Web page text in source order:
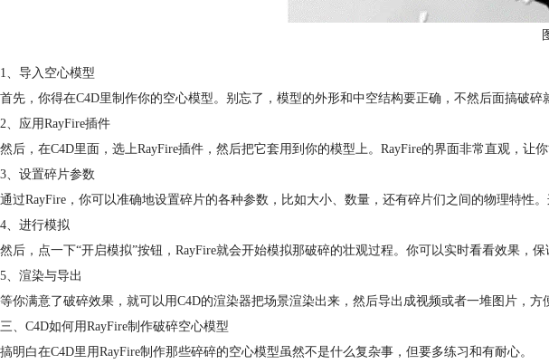
1、导入空心模型
首先，你得在C4D里制作你的空心模型。别忘了，模型的外形和中空结构要正确，不然后面搞破碎
2、应用RayFire插件
然后，在C4D里面，选上RayFire插件，然后把它套用到你的模型上。RayFire的界面非常直观，让
3、设置碎片参数
通过RayFire，你可以准确地设置碎片的各种参数，比如大小、数量，还有碎片们之间的物理特性
4、进行模拟
然后，点一下“开启模拟”按钮，RayFire就会开始模拟那破碎的壮观过程。你可以实时看看效果，保
5、渲染与导出
等你满意了破碎效果，就可以用C4D的渲染器把场景渲染出来，然后导出成视频或者一堆图片，方
三、C4D如何用RayFire制作破碎空心模型
搞明白在C4D里用RayFire制作那些碎碎的空心模型虽然不是什么复杂事，但要多练习和有耐心。